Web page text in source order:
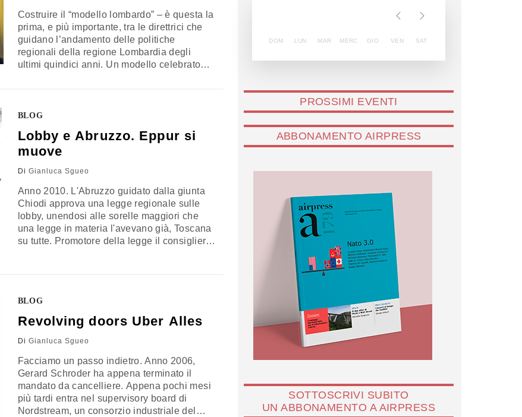
Costruire il “modello lombardo” – è questa la
prima, e più importante, tra le direttrici che
guidano l’andamento delle politiche
regionali della regione Lombardia degli
ultimi quindici anni. Un modello celebrato
principio di sussidiarietà, ovvero adeguando
BLOG
Lobby e Abruzzo. Eppur si
muove
Di Gianluca Sgueo
Anno 2010. L'Abruzzo guidato dalla giunta
Chiodi approva una legge regionale sulle
lobby, unendosi alle sorelle maggiori che
una legge in materia l'avevano già, Toscana
su tutte. Promotore della legge il consigliere
anche…
BLOG
Revolving doors Uber Alles
Di Gianluca Sgueo
Facciamo un passo indietro. Anno 2006,
Gerard Schroder ha appena terminato il
mandato da cancelliere. Appena pochi mesi
più tardi entra nel supervisory board di
Nordstream, un consorzio industriale del
DOM LUN MAR MERC GIO VEN SAT
PROSSIMI EVENTI
ABBONAMENTO AIRPRESS
SOTTOSCRIVI SUBITO
UN ABBONAMENTO A AIRPRESS